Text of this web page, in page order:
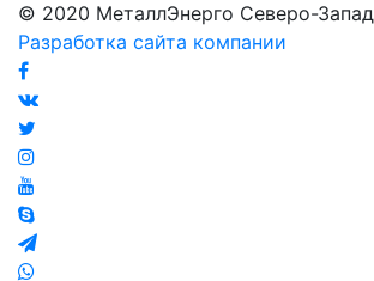
© 2020 МеталлЭнерго Северо-Запад
Разработка сайта компании